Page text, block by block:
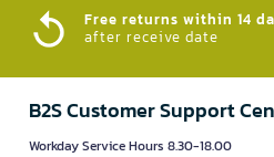
Free returns within 14
after receive date
B2S Customer Support
Workday Service Hours 8.30-18.00